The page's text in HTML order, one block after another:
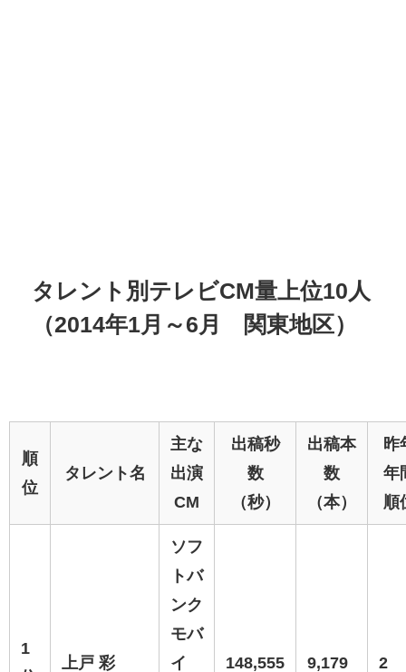
タレント別テレビCM量上位10人
（2014年1月～6月 関東地区）
順
位
タレント名
主な
出演
CM
出稿秒
数
（秒）
出稿本
数
（本）
昨
年
順
1
上戸 彩
ソフ
トバ
ンク
モバ
イ
148,555 9,179 2